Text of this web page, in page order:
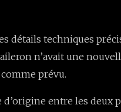
détails techniques
n’avait une
prévu.
entre les deux